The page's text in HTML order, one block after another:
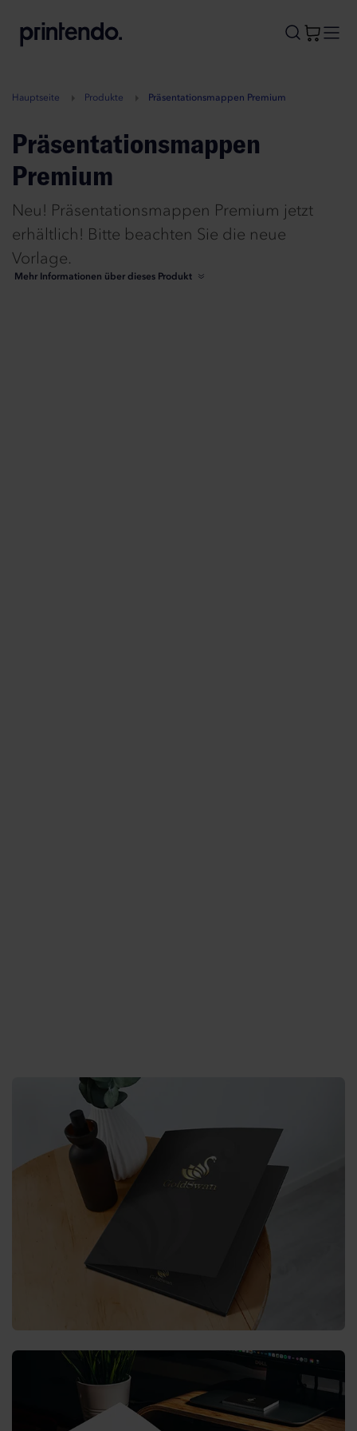
A
Hauptseite Produkte Präsentationsmappen Premium
Präsentationsmappen
Premium
Neu! Präsentationsmappen Premium jetzt
erhältlich! Bitte beachten Sie die neue
Vorlage.
Mehr Informationen über dieses Produkt